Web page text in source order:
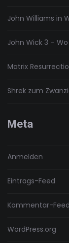
John Williams in
John Wick 3 –
Matrix
Shrek zum
Meta
Anmelden
Eintrags-Feed
Kommentar-Feed
WordPress.org